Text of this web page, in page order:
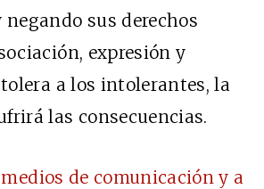
sus derechos
expresión y
tolera a los intolerantes, la
las consecuencias.
de comunicación y a